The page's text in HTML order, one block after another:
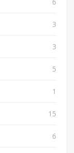
3
3
5
1
15
6